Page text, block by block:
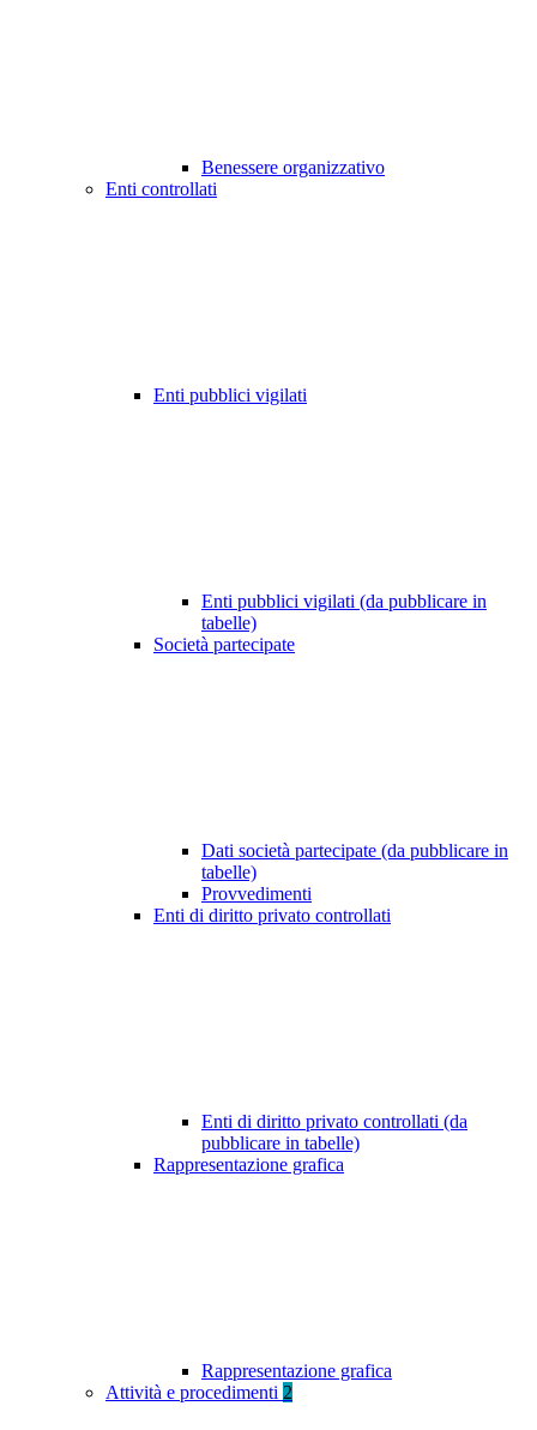
Benessere organizzativo
Enti controllati
Enti pubblici vigilati
Enti pubblici vigilati (da pubblicare in
tabelle)
Società partecipate
Dati società partecipate (da pubblicare in
tabelle)
Provvedimenti
Enti di diritto privato controllati
Enti di diritto privato controllati (da
pubblicare in tabelle)
Rappresentazione grafica
Rappresentazione grafica
Attività e procedimenti 2